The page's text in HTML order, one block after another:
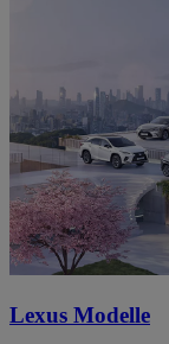
Lexus Modelle